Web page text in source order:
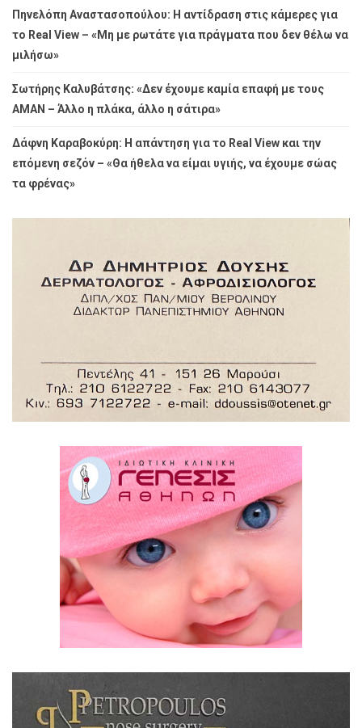
Πηνελόπη Αναστασοπούλου: Η αντίδραση στις κάμερες για
το Real View – «Μη με ρωτάτε για πράγματα που δεν θέλω να
μιλήσω»
Σωτήρης Καλυβάτσης: «Δεν έχουμε καμία επαφή με τους
ΑΜΑΝ – Άλλο η πλάκα, άλλο η σάτιρα»
Δάφνη Καραβοκύρη: Η απάντηση για το Real View και την
επόμενη σεζόν – «Θα ήθελα να είμαι υγιής, να έχουμε σώας
τα φρένας»